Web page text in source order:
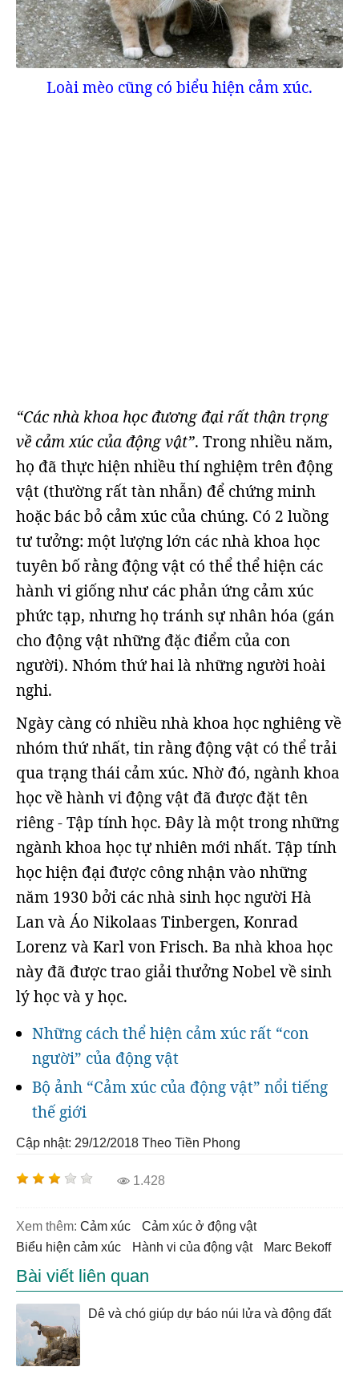
Loài mèo cũng có biểu hiện cảm xúc.
“Các nhà khoa học đương đại rất thận trọng
về cảm xúc của động vật”. Trong nhiều năm,
họ đã thực hiện nhiều thí nghiệm trên động
vật (thường rất tàn nhẫn) để chứng minh
hoặc bác bỏ cảm xúc của chúng. Có 2 luồng
tư tưởng: một lượng lớn các nhà khoa học
tuyên bố rằng động vật có thể thể hiện các
hành vi giống như các phản ứng cảm xúc
phức tạp, nhưng họ tránh sự nhân hóa (gán
cho động vật những đặc điểm của con
người). Nhóm thứ hai là những người hoài
nghi.
Ngày càng có nhiều nhà khoa học nghiêng về
nhóm thứ nhất, tin rằng động vật có thể trải
qua trạng thái cảm xúc. Nhờ đó, ngành khoa
học về hành vi động vật đã được đặt tên
riêng - Tập tính học. Đây là một trong những
ngành khoa học tự nhiên mới nhất. Tập tính
học hiện đại được công nhận vào những
năm 1930 bởi các nhà sinh học người Hà
Lan và Áo Nikolaas Tinbergen, Konrad
Lorenz và Karl von Frisch. Ba nhà khoa học
này đã được trao giải thưởng Nobel về sinh
lý học và y học.
Những cách thể hiện cảm xúc rất “con
người” của động vật
Bộ ảnh “Cảm xúc của động vật” nổi tiếng
thế giới
Cập nhật: 29/12/2018 Theo Tiền Phong
1.428
Xem thêm: cảm xúc
cảm xúc ở động vật
biểu hiện cảm xúc
hành vi của động vật Marc Bekoff
Bài viết liên quan
Dê và chó giúp dự báo núi lửa và động đất